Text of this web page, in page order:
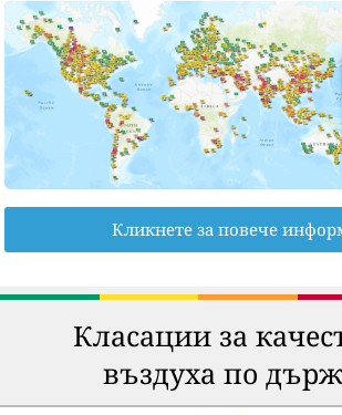
Кликнете за повече
Класации за
въздуха по